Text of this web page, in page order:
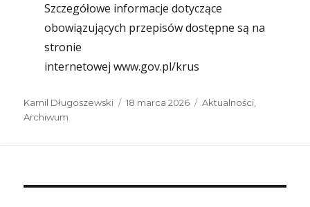
Szczegółowe informacje dotyczące
obowiązujących przepisów dostępne są na
stronie
internetowej www.gov.pl/krus
Autor
Kamil Długoszewski
Data
18 marca 2026 Kategorie
Aktualności
Archiwum